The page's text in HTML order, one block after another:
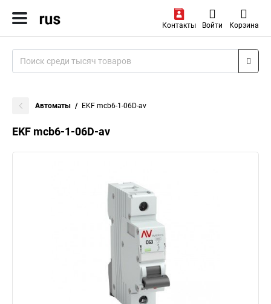
Контакты Войти Корзина
Автоматы EKF mcb6-1-06D-av
EKF mcb6-1-06D-av